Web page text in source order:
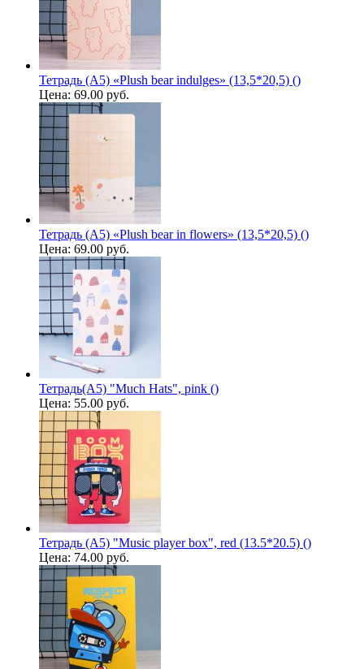
Тетрадь (A5) «Plush bear indulges» (13,5*20,5) ()
Цена: 69.00 руб.
Тетрадь (A5) «Plush bear in flowers» (13,5*20,5) ()
Цена: 69.00 руб.
Тетрадь(A5) "Much Hats", pink ()
Цена: 55.00 руб.
Тетрадь (A5) "Music player box", red (13.5*20.5) ()
Цена: 74.00 руб.